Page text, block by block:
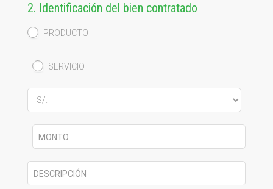
2. Identificación del bien contratado
PRODUCTO
SERVICIO
MONTO
DESCRIPCIÓN